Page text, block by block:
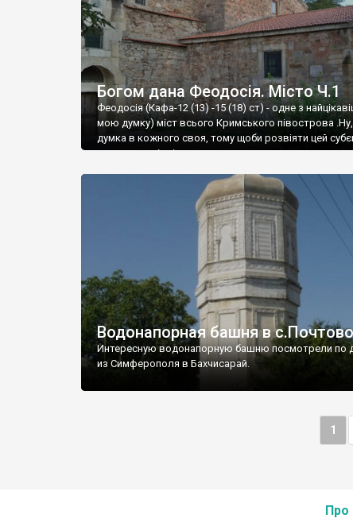
Богом дана Феодосія. Місто Ч.1
Феодосія (Кафа-12 (13) -15 (18) ст) - одне з
мою думку) міст всього Кримського півострова
думка в кожного своя, тому щоби розвіяти цей
запрошую відвідати це
Водонапорная башня в
Интересную водонапорную башню посмотрели по
из Симферополя в Бахчисарай.
1
Про